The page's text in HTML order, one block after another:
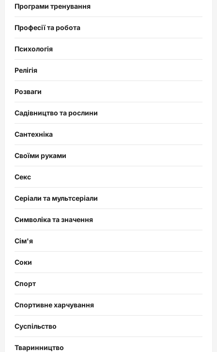
Програми тренування
Професії та робота
Психологія
Релігія
Розваги
Садівництво та рослини
Сантехніка
Своїми руками
Секс
Серіали та мультсеріали
Символіка та значення
Сім'я
Соки
Спорт
Спортивне харчування
Суспільство
Тваринництво